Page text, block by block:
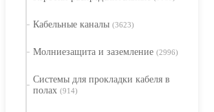
Кабельные каналы (3623)
Молниезащита и заземление (2996)
Системы для прокладки кабеля в
полах (914)